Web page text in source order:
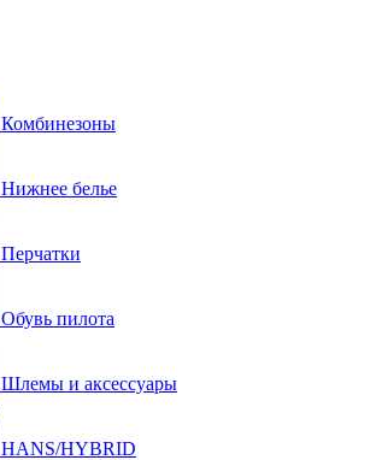
Комбинезоны
Нижнее белье
Перчатки
Обувь пилота
Шлемы и аксессуары
HANS/HYBRID